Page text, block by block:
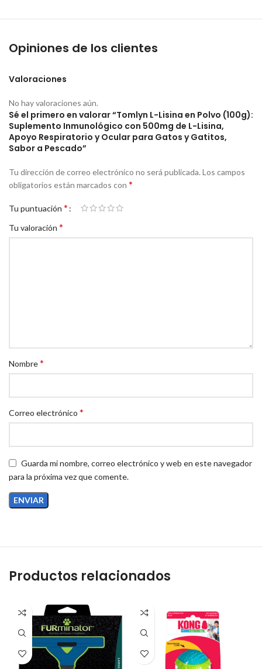
Salud Ocular y Respiratoria:Mantiene la salud de la córnea y
problemas de las vías respiratorias superiores
y polloque a la mayoría de los gatos les encanta, asegurando la
Fácil de Administrar:Se puede espolvorear sobre la comida seca
o mezclar con la comida húmeda.
Gatitos (menores de 6 meses): 1/2 cucharada dos veces al día.
Gatos (6 meses o más):1 cucharada redondeada dos veces al día.
(O según las indicaciones de su veterinario)
Opiniones de los clientes
Valoraciones
No hay valoraciones aún.
Sé el primero en valorar “Tomlyn L-Lisina en Polvo (100g):
Suplemento Inmunológico con 500mg de L-Lisina,
Apoyo Respiratorio y Ocular para Gatos y Gatitos,
Sabor a Pescado”
Tu dirección de correo electrónico no será publicada. Los campos
obligatorios están marcados con *
Tu puntuación *
Tu valoración *
Nombre*
Correo electrónico *
Guarda mi nombre, correo electrónico y web en este navegador
para la próxima vez que comente.
Productos relacionados